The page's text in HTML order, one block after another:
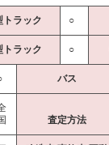
トラック ○
トラック ○
バス
査定方法